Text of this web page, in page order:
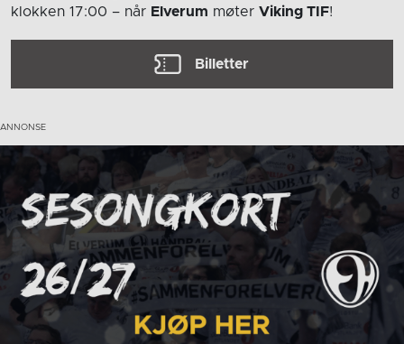
klokken 17:00 – når Elverum møter Viking TIF!
Billetter